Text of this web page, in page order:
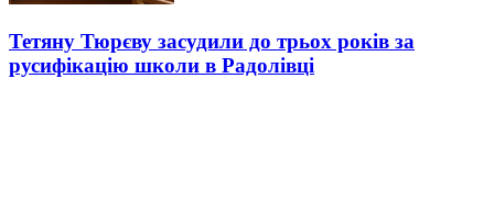
Тетяну Тюрєву засудили до трьох років за
русифікацію школи в Радолівці